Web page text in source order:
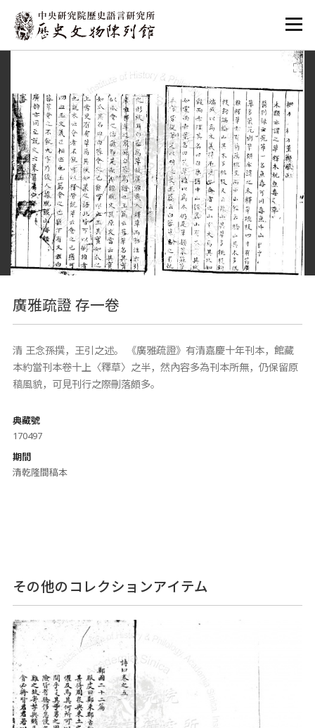
:::
廣雅疏證 存一卷
清 王念孫撰，王引之述。 《廣雅疏證》有清嘉慶十年刊本，館藏
本約當刊本卷十上〈釋草〉之半，然內容多為刊本所無，仍保留原
稿風貌，可見刊行之際刪落頗多。
典藏號
170497
期間
清乾隆間稿本
その他のコレクションアイテム